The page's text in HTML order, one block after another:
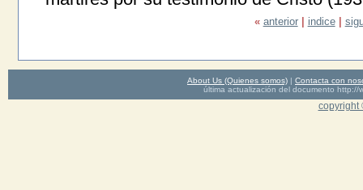
« anterior indice
About Us (Quienes somos) | Contacta con
última actualización del documento http://
copyright